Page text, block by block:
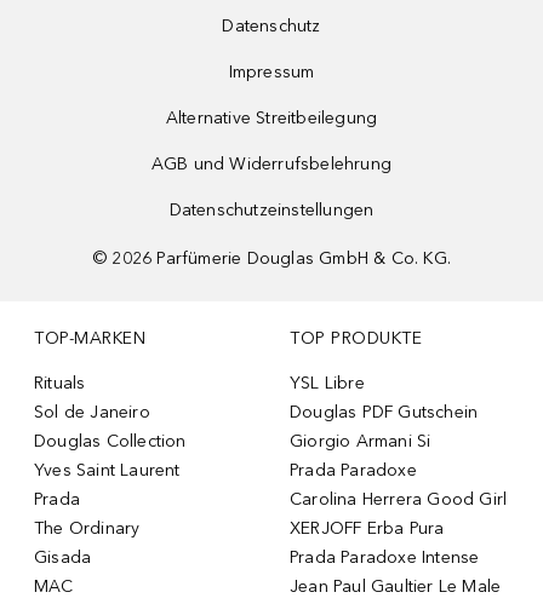
Datenschutz
Impressum
Alternative Streitbeilegung
AGB und Widerrufsbelehrung
Datenschutzeinstellungen
© 2026 Parfümerie Douglas GmbH & Co. KG.
TOP-MARKEN
Rituals
Sol de Janeiro
Douglas Collection
Yves Saint Laurent
Prada
The Ordinary
Gisada
MAC
TOP PRODUKTE
YSL Libre
Douglas PDF Gutschein
Giorgio Armani Si
Prada Paradoxe
Carolina Herrera Good Girl
XERJOFF Erba Pura
Prada Paradoxe Intense
Jean Paul Gaultier Le Male